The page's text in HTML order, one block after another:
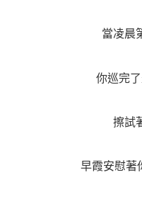
當凌晨
你巡完
擦試
早霞安慰著